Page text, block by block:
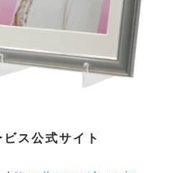
ス公式サイト